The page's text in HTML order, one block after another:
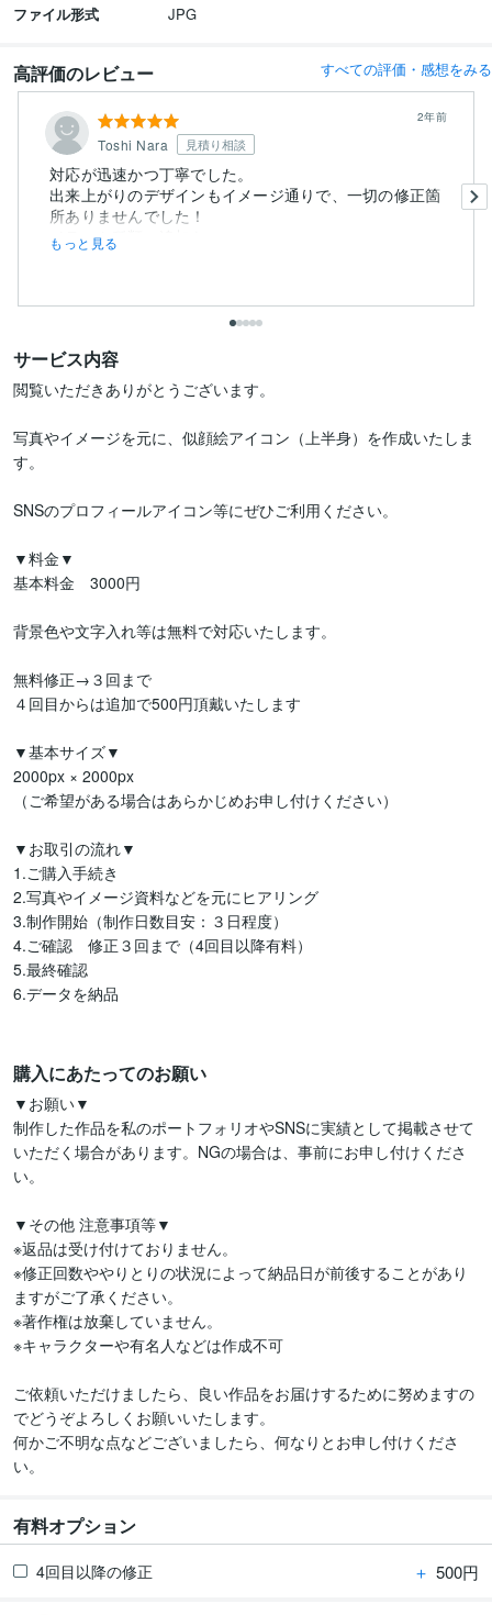
ファイル形式 JPG
高評価のレビュー すべての評価・感想をみる
Toshi Nara 見積り相談
2年前
対応が迅速かつ丁寧でした。
出来上がりのデザインもイメージ通りで、一切の修正箇
所ありませんでした！
イラスト種類の追加も...
もっと見る
サービス内容
閲覧いただきありがとうございます。
写真やイメージを元に、似顔絵アイコン（上半身）を作成いたしま
す。
SNSのプロフィールアイコン等にぜひご利用ください。
▼料金▼
基本料金　3000円
背景色や文字入れ等は無料で対応いたします。
無料修正→３回まで
４回目からは追加で500円頂戴いたします
▼基本サイズ▼
2000px × 2000px
（ご希望がある場合はあらかじめお申し付けください）
▼お取引の流れ▼
1.ご購入手続き
2.写真やイメージ資料などを元にヒアリング
3.制作開始（制作日数目安：３日程度）
4.ご確認　修正３回まで（4回目以降有料）
5.最終確認
6.データを納品
購入にあたってのお願い
▼お願い▼
制作した作品を私のポートフォリオやSNSに実績として掲載させて
いただく場合があります。NGの場合は、事前にお申し付けくださ
い。
▼その他 注意事項等▼
※返品は受け付けておりません。
※修正回数ややりとりの状況によって納品日が前後することがあり
ますがご了承ください。
※著作権は放棄していません。
※キャラクターや有名人などは作成不可
ご依頼いただけましたら、良い作品をお届けするために努めますの
でどうぞよろしくお願いいたします。
何かご不明な点などございましたら、何なりとお申し付けくださ
い。
有料オプション
4回目以降の修正 ＋ 500円